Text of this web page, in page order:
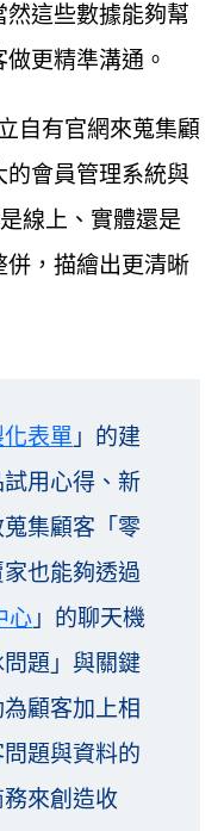
然這些數據能夠幫
更精準溝通。
自有官網來蒐集顧
的會員管理系統與
線上、實體還是
併，描繪出更清晰
表單 」的建
用心得、新
集顧客「零
也能夠透過
心 」的聊天機
題」與關鍵
顧客加上相
題與資料的
來創造收